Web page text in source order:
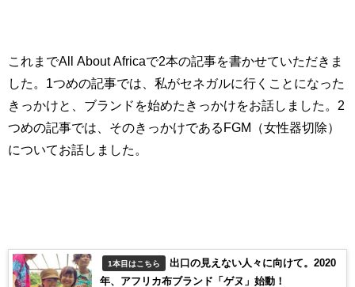
これまでAll About Africaで2本の記事を書かせていただきま
した。 1つめの記事では、私がセネガルに行くことになった
きっかけと、ブランドを始めたきっかけをお話しました。 2
つめの記事では、そのきっかけであるFGM （女性器切除）
についてお話しました。
1本目はこちら
出口の見えない人々に向けて。2020
年、アフリカ布ブランド「ゲヌ」始動！